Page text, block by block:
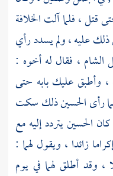
قتل ، فلما آلت الخلافة
عليه ، ولم يسدد رأي
الشام ، فقال له أخوه :
وأطبق عليك بابه حتى
رأىالحسينذلك سكت
كان الحسينيتردد إليه مع
زائدا ، ويقول لهما :
وقد أطلق لهما في يوم